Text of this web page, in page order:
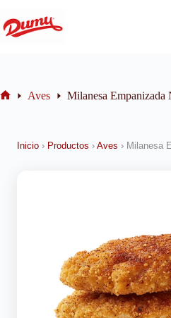
Aves Milanesa Empanizada
Inicio › Productos › Aves › Milanesa